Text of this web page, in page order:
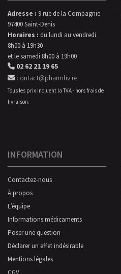
Adresse : 9 rue de la Compagnie
97400 Saint-Denis
Horaires : du lundi au vendredi
8h00 à 19h30
et le samedi 8h00 à 19h00
02 62 21 19 65
contact@pharmhv.re
Tous les prix incluent la TVA - hors frais de
livraison.
INFORMATION
Contactez-nous
À propos
L’équipe
Informations médicaments
Poser une question
Déclarer un effet indésirable
Mentions légales
CGV